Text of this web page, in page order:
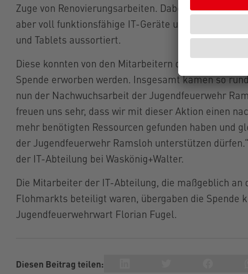
Zuge von Renovierungsarbeiten. Dabei wurden
aber voll funktionsfähige IT-Geräte und Zubehörteile
und Tablets aussortiert.
Diese konnten von den Mitarbeitern des
Spende erworben werden. Insgesamt kamen so
nun der Nachwuchsarbeit der Jugendfeuerwehr
freuen uns sehr, dass wir mit dieser Aktion einen
mehr benötigten Ressourcen gefunden haben und
der Jugendfeuerwehr Ramsloh unterstützen
der IT-Abteilung bei Waskönig+Walter.
Die Mitarbeiter der IT-Abteilung, die maßgeblich an
Flohmarkts beteiligt waren, übergaben die Spende
Jugendfeuerwehrwart Florian Fugel.
Diesen Beitrag teilen: